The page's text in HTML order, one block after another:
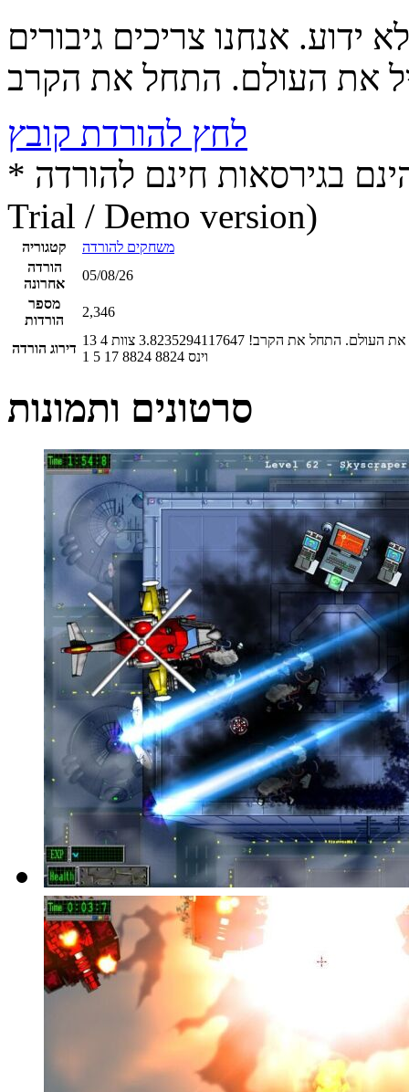
אנחנו צריכים גיבורים
לחץ להורדת קובץ
* התכנים הינם בגירסאות חינם להורדה (Free game / software,
Trial / Demo version)
קטגוריה
משחקים להורדה
הורדה
אחרונה
05/08/26
מספר
הורדות
2,346
דירוג הורדה
13 4 את העולם. התחל את הקרב! 3.8235294117647 צוות
וינס 8824
8824
17
5
1
סרטונים ותמונות